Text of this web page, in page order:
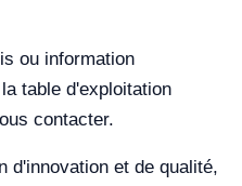
ou information
table d'exploitation
contacter.
d'innovation et de qualité,